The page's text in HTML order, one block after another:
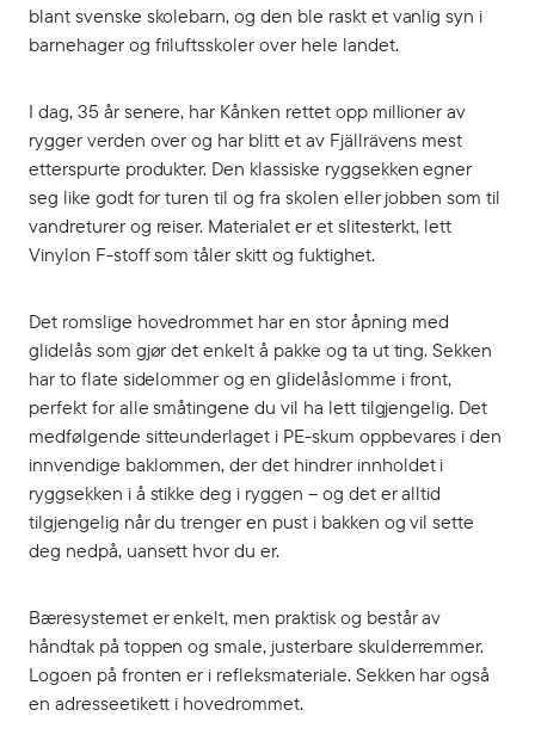
blant svenske skolebarn, og den ble raskt et vanlig syn i
barnehager og friluftsskoler over hele landet.
I dag, 35 år senere, har Kånken rettet opp millioner av
rygger verden over og har blitt et av Fjällrävens mest
etterspurte produkter. Den klassiske ryggsekken egner
seg like godt for turen til og fra skolen eller jobben som til
vandreturer og reiser. Materialet er et slitesterkt, lett
Vinylon F-stoff som tåler skitt og fuktighet.
Det romslige hovedrommet har en stor åpning med
glidelås som gjør det enkelt å pakke og ta ut ting. Sekken
har to flate sidelommer og en glidelåslomme i front,
perfekt for alle småtingene du vil ha lett tilgjengelig. Det
medfølgende sitteunderlaget i PE-skum oppbevares i den
innvendige baklommen, der det hindrer innholdet i
ryggsekken i å stikke deg i ryggen – og det er alltid
tilgjengelig når du trenger en pust i bakken og vil sette
deg nedpå, uansett hvor du er.
Bæresystemet er enkelt, men praktisk og består av
håndtak på toppen og smale, justerbare skulderremmer.
Logoen på fronten er i refleksmateriale. Sekken har også
en adresseetikett i hovedrommet.